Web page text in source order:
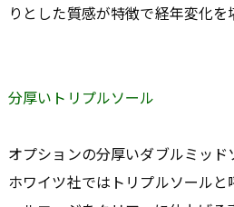
りとした質感が特徴で経年変化を
分厚いトリプルソール
オプションの分厚いダブルミッド
ホワイツ社ではトリプルソール